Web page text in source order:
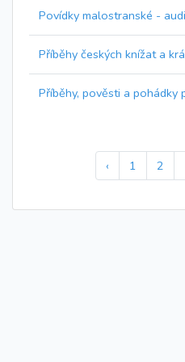
Povídky malostranské -
Příběhy českých knížat a
Příběhy, pověsti a pohádky
‹ 1 2